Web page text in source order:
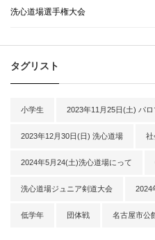
洗心道場選手権大会
タグリスト
小学生 2023年11月25日(土) パ
2023年12月30日(日) 洗心道場 社
2024年5月24(土)洗心道場にって
洗心道場ジュニア剣道大会 2024
低学年 団体戦 名古屋市公